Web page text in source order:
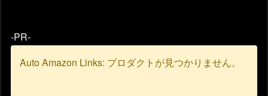
-PR-
Auto Amazon Links: プロダクトが見つかりません。